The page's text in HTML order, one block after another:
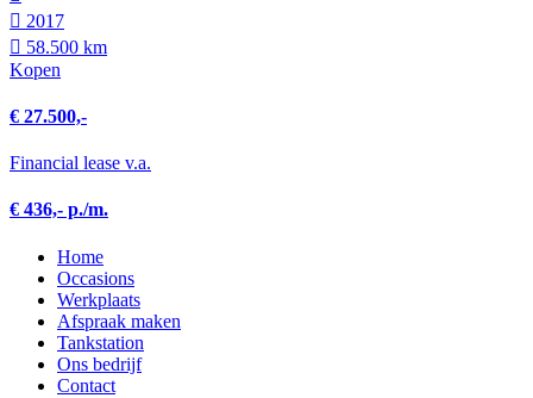
2017
58.500 km
Kopen
€ 27.500,-
Financial lease v.a.
€ 436,- p./m.
Home
Occasions
Werkplaats
Afspraak maken
Tankstation
Ons bedrijf
Contact